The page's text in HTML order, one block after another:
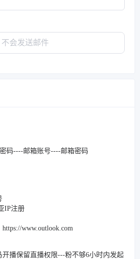
码----邮箱账号----邮箱密码
IP注册
www.outlook.com
开播保留直播权限---粉不够6小时内发起